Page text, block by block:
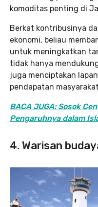
komoditas penting di
Berkat kontribusinya
ekonomi, beliau
untuk meningkatkan
tidak hanya
juga menciptakan
pendapatan
BACA JUGA: Sosok
Pengaruhnya dalam
4. Warisan